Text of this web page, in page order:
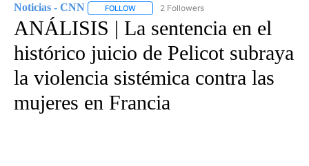
Noticias - CNN FOLLOW FOLLOW "NOTICIAS - CNN" TO RECEIVE
2 Followers
ANÁLISIS | La sentencia en el
histórico juicio de Pelicot subraya
la violencia sistémica contra las
mujeres en Francia